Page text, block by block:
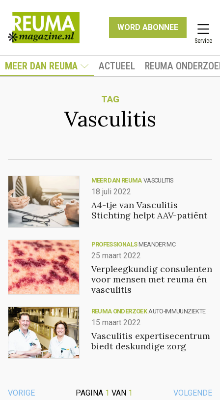
WORD ABONNEE
Service
MEER DAN REUMA ACTUEEL REUMA
TAG
Vasculitis
MEER DAN REUMA VASCULITIS
18 juli 2022
A4-tje van Vasculitis
Stichting helpt AAV-patiënt
PROFESSIONALS MEANDER MC
25 maart 2022
Verpleegkundig consulenten
voor mensen met reuma én
vasculitis
REUMA ONDERZOEK AUTO-IMMUUNZIEKTE
15 maart 2022
Vasculitis expertisecentrum
biedt deskundige zorg
VORIGE PAGINA 1 VAN 1 VOLGENDE